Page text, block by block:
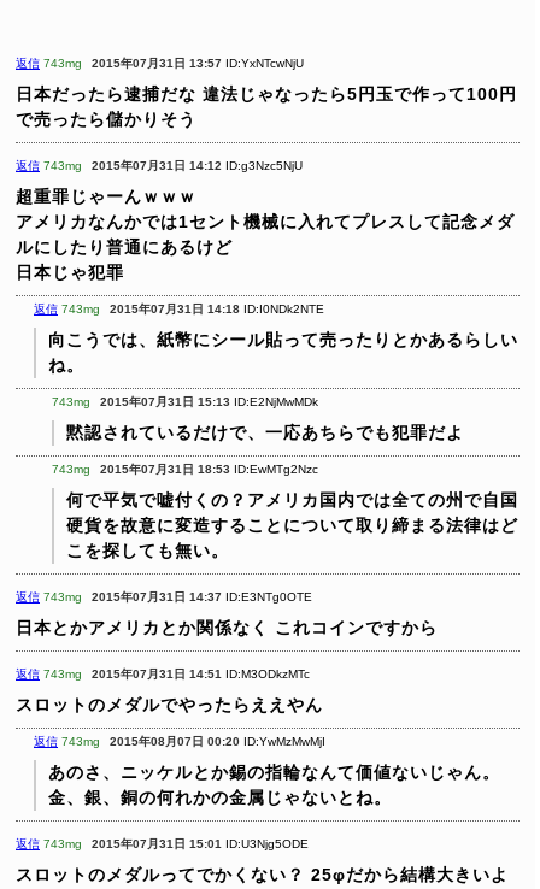
返信 743mg 2015年07月31日 13:57 ID:YxNTcwNjU
日本だったら逮捕だな 違法じゃなったら5円玉で作って100円
で売ったら儲かりそう
返信 743mg 2015年07月31日 14:12 ID:g3Nzc5NjU
超重罪じゃーんｗｗｗ
アメリカなんかでは1セント機械に入れてプレスして記念メダ
ルにしたり普通にあるけど
日本じゃ犯罪
返信 743mg 2015年07月31日 14:18 ID:I0NDk2NTE
向こうでは、紙幣にシール貼って売ったりとかあるらしい
ね。
743mg 2015年07月31日 15:13 ID:E2NjMwMDk
黙認されているだけで、一応あちらでも犯罪だよ
743mg 2015年07月31日 18:53 ID:EwMTg2Nzc
何で平気で嘘付くの？アメリカ国内では全ての州で自国
硬貨を故意に変造することについて取り締まる法律はど
こを探しても無い。
返信 743mg 2015年07月31日 14:37 ID:E3NTg0OTE
日本とかアメリカとか関係なく これコインですから
返信 743mg 2015年07月31日 14:51 ID:M3ODkzMTc
スロットのメダルでやったらええやん
返信 743mg 2015年08月07日 00:20 ID:YwMzMwMjI
あのさ、ニッケルとか錫の指輪なんて価値ないじゃん。
金、銀、銅の何れかの金属じゃないとね。
返信 743mg 2015年07月31日 15:01 ID:U3Njg5ODE
スロットのメダルってでかくない？ 25φだから結構大きいよ